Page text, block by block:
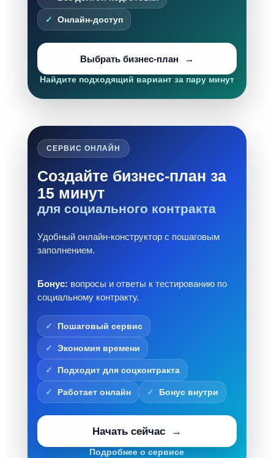
Онлайн-доступ
Выбрать бизнес-план
Найдите подходящий вариант за пару минут
СЕРВИС ОНЛАЙН
Создайте бизнес-план за
15 минут
для социального контракта
Удобный онлайн-конструктор с пошаговым
заполнением.
Бонус: вопросы и ответы к тестированию по
социальному контракту.
Пошаговый сервис
Экономия времени
Подходит для соцконтракта
Работает онлайн Бонус внутри
Начать сейчас
Подробнее о сервисе